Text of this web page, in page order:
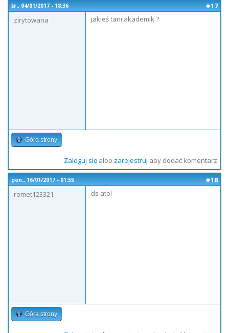
śr., 04/01/2017 - 18:36
#17
zirytowana
jakieś tani akademik ?
Góra strony
Zaloguj sięalbo zarejestruj aby dodać komentarz
pon., 16/01/2017 - 01:55
#18
romet123321
ds atol
Góra strony